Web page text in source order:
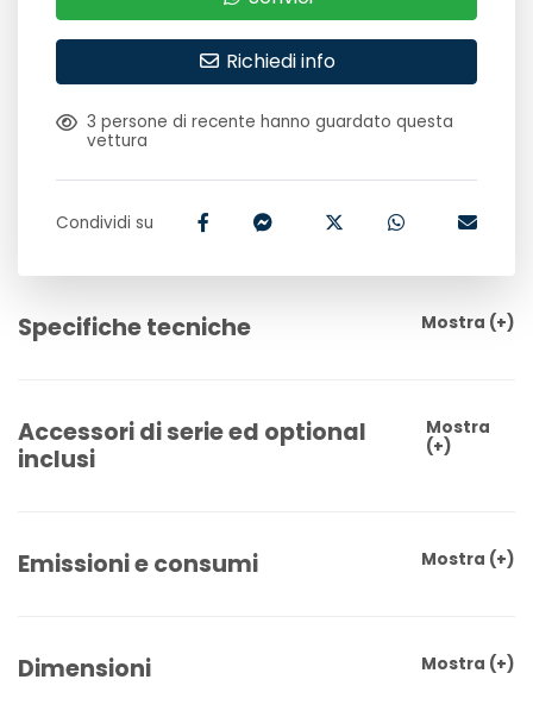
Richiedi info
3 persone di recente hanno guardato questa
vettura
Condividi su
Specifiche tecniche Mostra (+)
Accessori di serie ed optional
inclusi
Mostra
(+)
Emissioni e consumi Mostra (+)
Dimensioni Mostra (+)